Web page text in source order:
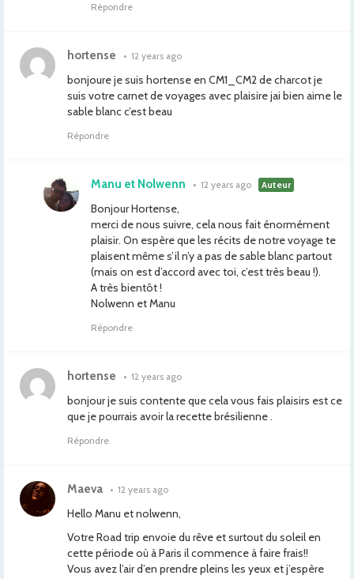
Répondre
hortense • 12 years ago
bonjoure je suis hortense en CM1_CM2 de charcot je
suis votre carnet de voyages avec plaisire jai bien aime le
sable blanc c’est beau
Répondre
Manu et Nolwenn • 12 years ago Auteur
Bonjour Hortense,
merci de nous suivre, cela nous fait énormément
plaisir. On espère que les récits de notre voyage te
plaisent même s’il n’y a pas de sable blanc partout
(mais on est d’accord avec toi, c’est très beau !).
A très bientôt !
Nolwenn et Manu
Répondre
hortense • 12 years ago
bonjour je suis contente que cela vous fais plaisirs est ce
que je pourrais avoir la recette brésilienne .
Répondre
Maeva • 12 years ago
Hello Manu et nolwenn,
Votre Road trip envoie du rêve et surtout du soleil en
cette période où à Paris il commence à faire frais!!
Vous avez l’air d’en prendre pleins les yeux et j’espère